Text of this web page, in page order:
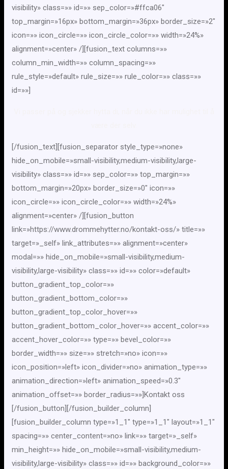
visibility» class=»» id=»» sep_color=»#ffca06″
top_margin=»16px» bottom_margin=»36px» border_size=»2″
icon=»» icon_circle=»» icon_circle_color=»» width=»24%»
alignment=»center» /][fusion_text columns=»»
column_min_width=»» column_spacing=»»
rule_style=»default» rule_size=»» rule_color=»» class=»»
id=»»]
[/fusion_text][fusion_separator style_type=»none»
hide_on_mobile=»small-visibility,medium-visibility,large-
visibility» class=»» id=»» sep_color=»» top_margin=»»
bottom_margin=»20px» border_size=»0″ icon=»»
icon_circle=»» icon_circle_color=»» width=»24%»
alignment=»center» /][fusion_button
link=»https://www.drommehytter.no/kontakt-oss/» title=»»
target=»_self» link_attributes=»» alignment=»center»
modal=»» hide_on_mobile=»small-visibility,medium-
visibility,large-visibility» class=»» id=»» color=»default»
button_gradient_top_color=»»
button_gradient_bottom_color=»»
button_gradient_top_color_hover=»»
button_gradient_bottom_color_hover=»» accent_color=»»
accent_hover_color=»» type=»» bevel_color=»»
border_width=»» size=»» stretch=»no» icon=»»
icon_position=»left» icon_divider=»no» animation_type=»»
animation_direction=»left» animation_speed=»0.3″
animation_offset=»» border_radius=»»]Kontakt oss
[/fusion_button][/fusion_builder_column]
[fusion_builder_column type=»1_1″ type=»1_1″ layout=»1_1″
spacing=»» center_content=»no» link=»» target=»_self»
min_height=»» hide_on_mobile=»small-visibility,medium-
visibility,large-visibility» class=»» id=»» background_color=»»